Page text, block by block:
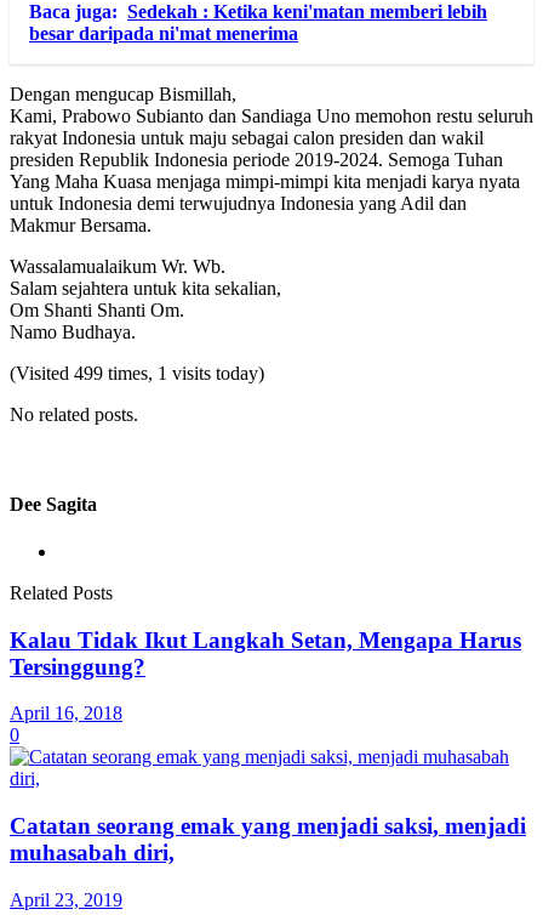
Baca juga: Sedekah : Ketika keni'matan memberi lebih
besar daripada ni'mat menerima
Dengan mengucap Bismillah,
Kami, Prabowo Subianto dan Sandiaga Uno memohon restu seluruh
rakyat Indonesia untuk maju sebagai calon presiden dan wakil
presiden Republik Indonesia periode 2019-2024. Semoga Tuhan
Yang Maha Kuasa menjaga mimpi-mimpi kita menjadi karya nyata
untuk Indonesia demi terwujudnya Indonesia yang Adil dan
Makmur Bersama.
Wassalamualaikum Wr. Wb.
Salam sejahtera untuk kita sekalian,
Om Shanti Shanti Om.
Namo Budhaya.
(Visited 499 times, 1 visits today)
No related posts.
Dee Sagita
Related Posts
Kalau Tidak Ikut Langkah Setan, Mengapa Harus
Tersinggung?
April 16, 2018
0
Catatan seorang emak yang menjadi saksi, menjadi
muhasabah diri,
April 23, 2019